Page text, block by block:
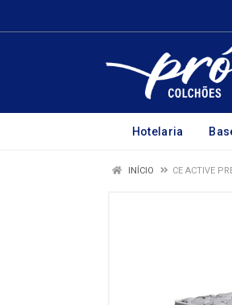
Hotelaria
INÍCIO CE ACTIVE